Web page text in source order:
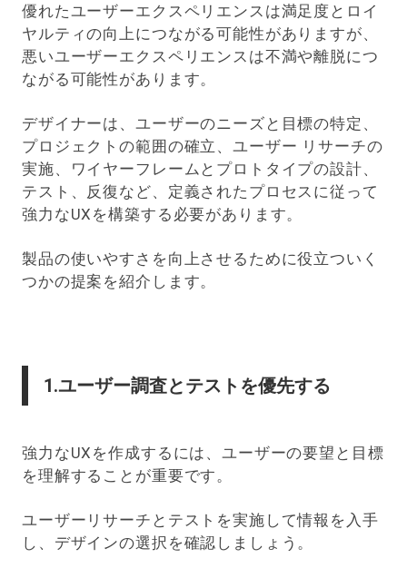
優れたユーザーエクスペリエンスは満足度とロイ
ヤルティの向上につながる可能性がありますが、
悪いユーザーエクスペリエンスは不満や離脱につ
ながる可能性があります。
デザイナーは、ユーザーのニーズと目標の特定、
プロジェクトの範囲の確立、ユーザー リサーチの
実施、ワイヤーフレームとプロトタイプの設計、
テスト、反復など、定義されたプロセスに従って
強力なUXを構築する必要があります。
製品の使いやすさを向上させるために役立ついく
つかの提案を紹介します。
1.ユーザー調査とテストを優先する
強力なUXを作成するには、ユーザーの要望と目標
を理解することが重要です。
ユーザーリサーチとテストを実施して情報を入手
し、デザインの選択を確認しましょう。